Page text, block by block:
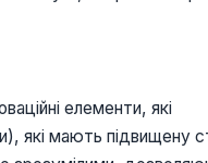
елементи, які
які мають підвищену